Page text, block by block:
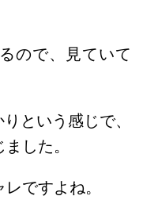
ので、見ていて
という感じで、
した。
ですよね。